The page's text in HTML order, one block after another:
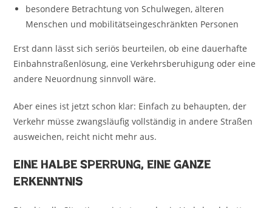
besondere Betrachtung von Schulwegen, älteren
Menschen und mobilitätseingeschränkten Personen
Erst dann lässt sich seriös beurteilen, ob eine dauerhafte
Einbahnstraßenlösung, eine Verkehrsberuhigung oder eine
andere Neuordnung sinnvoll wäre.
Aber eines ist jetzt schon klar: Einfach zu behaupten, der
Verkehr müsse zwangsläufig vollständig in andere Straßen
ausweichen, reicht nicht mehr aus.
Eine halbe Sperrung, eine ganze
Erkenntnis